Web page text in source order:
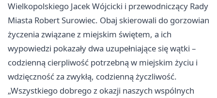
Wielkopolskiego Jacek Wójcicki i przewodniczący Rady
Miasta Robert Surowiec. Obaj skierowali do gorzowian
życzenia związane z miejskim świętem, a ich
wypowiedzi pokazały dwa uzupełniające się wątki –
codzienną cierpliwość potrzebną w miejskim życiu i
wdzięczność za zwykłą, codzienną życzliwość.
„Wszystkiego dobrego z okazji naszych wspólnych